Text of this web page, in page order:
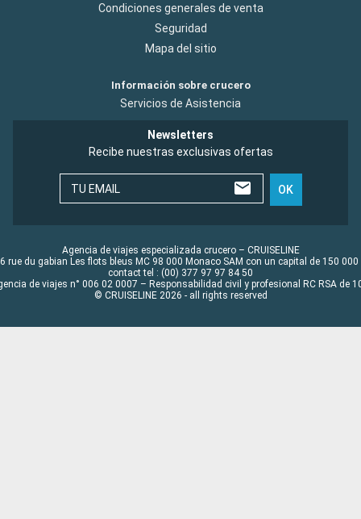
Condiciones generales de venta
Seguridad
Mapa del sitio
Información sobre crucero
Servicios de Asistencia
Newsletters
Recibe nuestras exclusivas ofertas
TU EMAIL OK
Agencia de viajes especializada crucero – CRUISELINE
rue du gabian Les flots bleus MC 98 000 Monaco SAM con un capital de 150 000
contact tel : (00) 377 97 97 84 50
de viajes n° 006 02 0007 – Responsabilidad civil y profesional RC RSA de
© CRUISELINE 2026 - all rights reserved